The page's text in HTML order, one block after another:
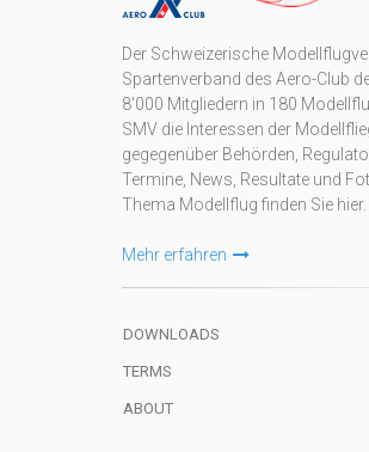
Der Schweizerische
Spartenverband des Aero-Club
8'000 Mitgliedern in 180
SMV die Interessen der
gegegenüber Behörden,
Termine, News, Resultate und
Thema Modellflug finden Sie hier.
Mehr erfahren
DOWNLOADS
TERMS
ABOUT